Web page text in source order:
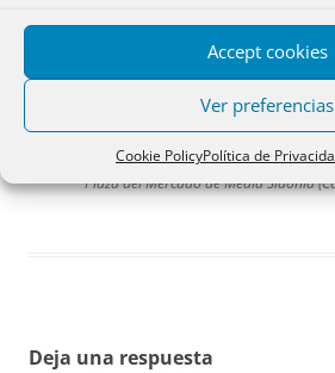
Accept cookies
Ver preferencias
Cookie PolicyPolítica de
Plaza del Mercado de Media Sidonia
Deja una respuesta